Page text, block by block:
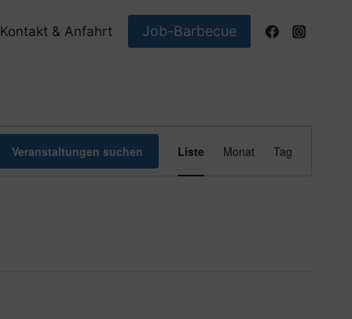
Kontakt & Anfahrt Job-Barbecue
Veranstaltungen suchen Liste Monat Tag